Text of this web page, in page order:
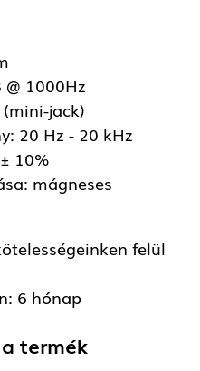
1000Hz
jack)
20 Hz - 20 kHz
10%
mágneses
felül
6 hónap
termék